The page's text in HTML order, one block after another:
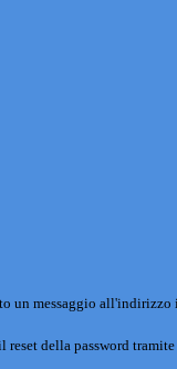
un messaggio
reset della password